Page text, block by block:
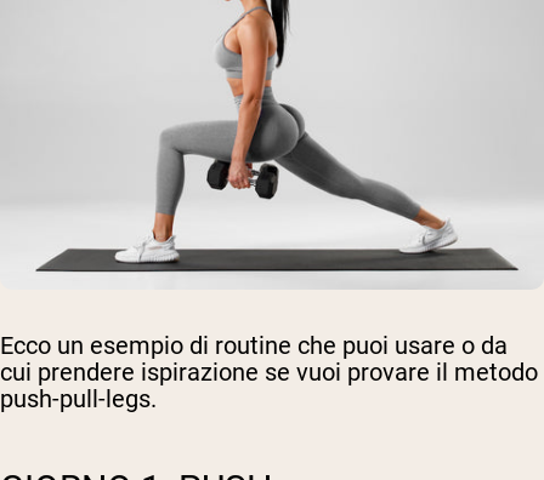
Ecco un esempio di routine che puoi usare o da
cui prendere ispirazione se vuoi provare il metodo
push-pull-legs.